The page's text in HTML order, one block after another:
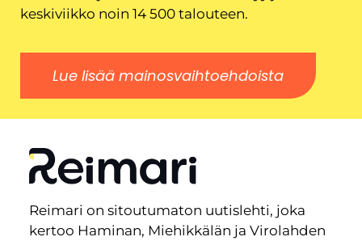
keskiviikko noin 14 500 talouteen.
Lue lisää mainosvaihtoehdoista
Reimari on sitoutumaton uutislehti, joka
kertoo Haminan, Miehikkälän ja Virolahden